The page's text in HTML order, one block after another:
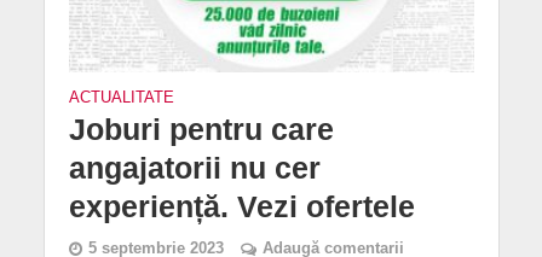
ACTUALITATE
Joburi pentru care
angajatorii nu cer
experiență. Vezi ofertele
5 septembrie 2023 Adaugă comentarii